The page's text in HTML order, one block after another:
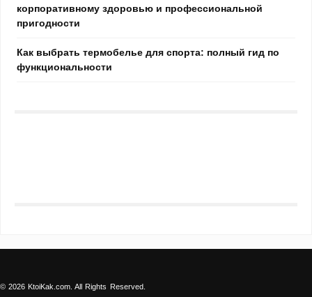
корпоративному здоровью и профессиональной
пригодности
Как выбрать термобелье для спорта: полный гид по
функциональности
© 2026 KtoiKak.com. All Rights Reserved.